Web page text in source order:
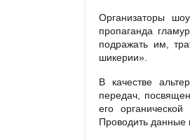
Организаторы
пропаганда
подражать им,
шикерии».
В качестве
передач,
его
Проводить данные